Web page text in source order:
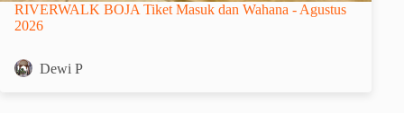
RIVERWALK BOJA Tiket Masuk dan Wahana - Agustus
2026
Dewi P